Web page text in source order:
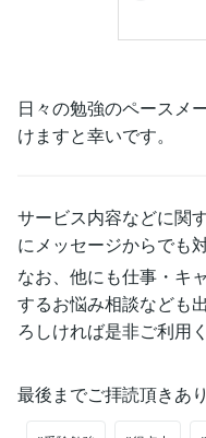
日々の勉強のペースメ
けますと幸いです。
サービス内容などに関
にメッセージからでも
なお、他にも仕事・キ
するお悩み相談なども
ろしければ是非ご利用
最後までご拝読頂きあ